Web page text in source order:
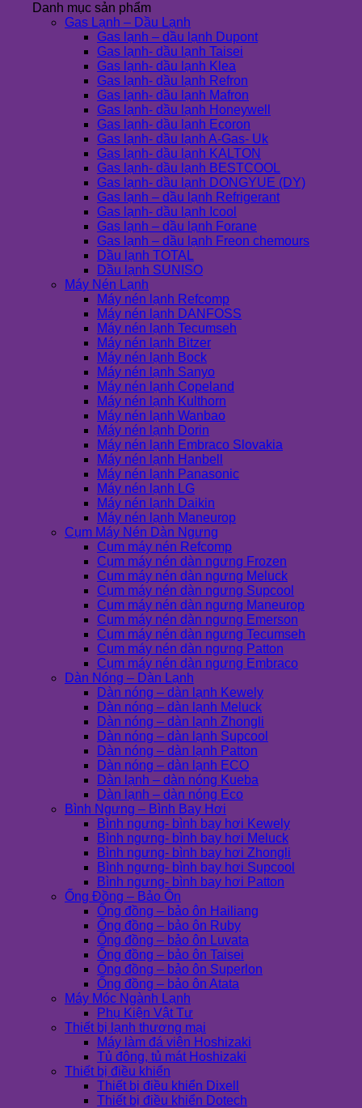
Danh mục sản phẩm
Gas Lạnh – Dầu Lạnh
Gas lạnh – dầu lạnh Dupont
Gas lạnh- dầu lạnh Taisei
Gas lạnh- dầu lạnh Klea
Gas lạnh- dầu lạnh Refron
Gas lạnh- dầu lạnh Mafron
Gas lạnh- dầu lạnh Honeywell
Gas lạnh- dầu lạnh Ecoron
Gas lạnh- dầu lạnh A-Gas- Uk
Gas lạnh- dầu lạnh KALTON
Gas lạnh- dầu lạnh BESTCOOL
Gas lạnh- dầu lạnh DONGYUE (DY)
Gas lạnh – dầu lạnh Refrigerant
Gas lạnh- dầu lạnh Icool
Gas lạnh – dầu lạnh Forane
Gas lạnh – dầu lạnh Freon chemours
Dầu lạnh TOTAL
Dầu lạnh SUNISO
Máy Nén Lạnh
Máy nén lạnh Refcomp
Máy nén lạnh DANFOSS
Máy nén lạnh Tecumseh
Máy nén lạnh Bitzer
Máy nén lạnh Bock
Máy nén lạnh Sanyo
Máy nén lạnh Copeland
Máy nén lạnh Kulthorn
Máy nén lạnh Wanbao
Máy nén lạnh Dorin
Máy nén lạnh Embraco Slovakia
Máy nén lạnh Hanbell
Máy nén lạnh Panasonic
Máy nén lạnh LG
Máy nén lạnh Daikin
Máy nén lạnh Maneurop
Cụm Máy Nén Dàn Ngưng
Cụm máy nén Refcomp
Cụm máy nén dàn ngưng Frozen
Cụm máy nén dàn ngưng Meluck
Cụm máy nén dàn ngưng Supcool
Cụm máy nén dàn ngưng Maneurop
Cụm máy nén dàn ngưng Emerson
Cụm máy nén dàn ngưng Tecumseh
Cụm máy nén dàn ngưng Patton
Cụm máy nén dàn ngưng Embraco
Dàn Nóng – Dàn Lạnh
Dàn nóng – dàn lạnh Kewely
Dàn nóng – dàn lạnh Meluck
Dàn nóng – dàn lạnh Zhongli
Dàn nóng – dàn lạnh Supcool
Dàn nóng – dàn lạnh Patton
Dàn nóng – dàn lạnh ECO
Dàn lạnh – dàn nóng Kueba
Dàn lạnh – dàn nóng Eco
Bình Ngưng – Bình Bay Hơi
Bình ngưng- bình bay hơi Kewely
Bình ngưng- bình bay hơi Meluck
Bình ngưng- bình bay hơi Zhongli
Bình ngưng- bình bay hơi Supcool
Bình ngưng- bình bay hơi Patton
Ống Đồng – Bảo Ôn
Ống đồng – bảo ôn Hailiang
Ống đồng – bảo ôn Ruby
Ống đồng – bảo ôn Luvata
Ống đồng – bảo ôn Taisei
Ống đồng – bảo ôn Superlon
Ống đồng – bảo ôn Atata
Máy Móc Ngành Lạnh
Phụ Kiện Vật Tư
Thiết bị lạnh thương mại
Máy làm đá viên Hoshizaki
Tủ đông, tủ mát Hoshizaki
Thiết bị điều khiển
Thiết bị điều khiển Dixell
Thiết bị điều khiển Dotech